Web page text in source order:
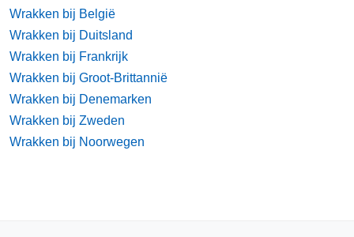
Wrakken bij België
Wrakken bij Duitsland
Wrakken bij Frankrijk
Wrakken bij Groot-Brittannië
Wrakken bij Denemarken
Wrakken bij Zweden
Wrakken bij Noorwegen